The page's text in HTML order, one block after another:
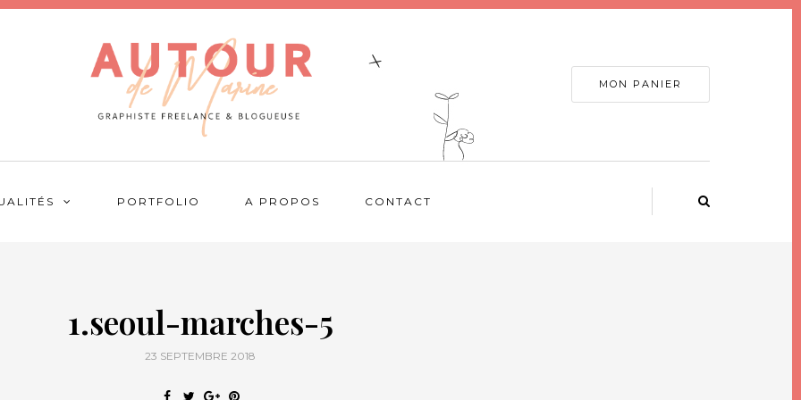
MON PANIER
PORTFOLIO A PROPOS CONTACT
1.seoul-marches-5
23 SEPTEMBRE 2018